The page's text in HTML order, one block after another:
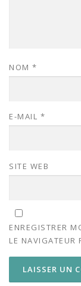
NOM *
E-MAIL *
SITE WEB
ENREGISTRER
LE NAVIGATEUR